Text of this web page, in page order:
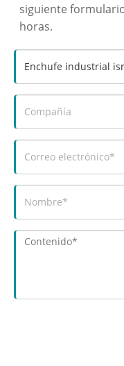
siguiente
horas.